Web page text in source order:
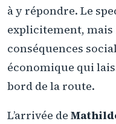
à y répondre. Le
explicitement, mais
conséquences
économique qui
bord de la route.
L’arrivée de